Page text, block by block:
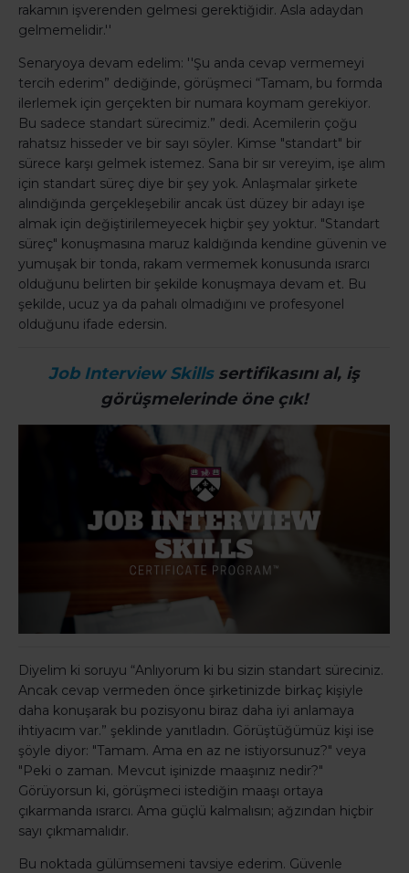
rakamın işverenden gelmesi gerektiğidir. Asla adaydan
gelmemelidir.''
Senaryoya devam edelim: ''Şu anda cevap vermemeyi
tercih ederim” dediğinde, görüşmeci “Tamam, bu formda
ilerlemek için gerçekten bir numara koymam gerekiyor.
Bu sadece standart sürecimiz.” dedi. Acemilerin çoğu
rahatsız hisseder ve bir sayı söyler. Kimse "standart" bir
sürece karşı gelmek istemez. Sana bir sır vereyim, işe alım
için standart süreç diye bir şey yok. Anlaşmalar şirkete
alındığında gerçekleşebilir ancak üst düzey bir adayı işe
almak için değiştirilemeyecek hiçbir şey yoktur. "Standart
süreç" konuşmasına maruz kaldığında kendine güvenin ve
yumuşak bir tonda, rakam vermemek konusunda ısrarcı
olduğunu belirten bir şekilde konuşmaya devam et. Bu
şekilde, ucuz ya da pahalı olmadığını ve profesyonel
olduğunu ifade edersin.
Job Interview Skillssertifikasını al, iş
görüşmelerinde öne çık!
Diyelim ki soruyu “Anlıyorum ki bu sizin standart süreciniz.
Ancak cevap vermeden önce şirketinizde birkaç kişiyle
daha konuşarak bu pozisyonu biraz daha iyi anlamaya
ihtiyacım var.” şeklinde yanıtladın. Görüştüğümüz kişi ise
şöyle diyor: "Tamam. Ama en az ne istiyorsunuz?" veya
"Peki o zaman. Mevcut işinizde maaşınız nedir?"
Görüyorsun ki, görüşmeci istediğin maaşı ortaya
çıkarmanda ısrarcı. Ama güçlü kalmalısın; ağzından hiçbir
sayı çıkmamalıdır.
Bu noktada gülümsemeni tavsiye ederim. Güvenle